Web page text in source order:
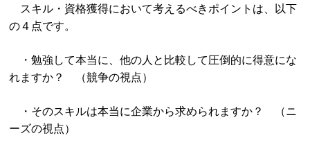
スキル・資格獲得において考えるべきポイントは、以下
の４点です。
・勉強して本当に、他の人と比較して圧倒的に得意にな
れますか？ （競争の視点）
・そのスキルは本当に企業から求められますか？ （ニ
ーズの視点）